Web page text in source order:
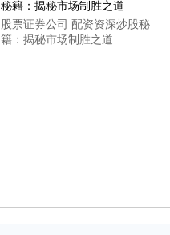
股票证券公司 配资资深炒股秘
籍：揭秘市场制胜之道